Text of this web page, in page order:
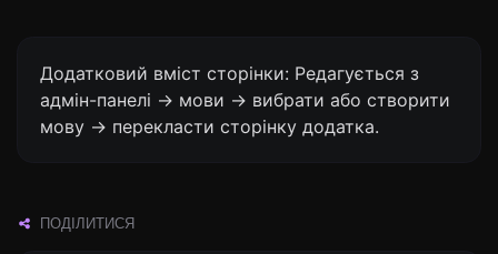
Додатковий вміст сторінки: Редагується з
адмін-панелі -> мови -> вибрати або створити
мову -> перекласти сторінку додатка.
ПОДІЛИТИСЯ